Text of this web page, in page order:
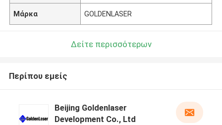
Μάρκα GOLDENLASER
Δείτε περισσότερων
Περίπου εμείς
Beijing Goldenlaser
Development Co., Ltd